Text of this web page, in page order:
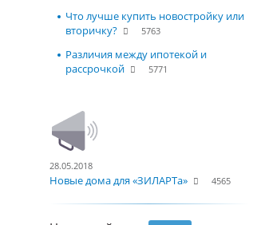
Что лучше купить новостройку или
вторичку?
5763
Различия между ипотекой и
рассрочкой
5771
28.05.2018
Новые дома для «ЗИЛАРТа» 4565